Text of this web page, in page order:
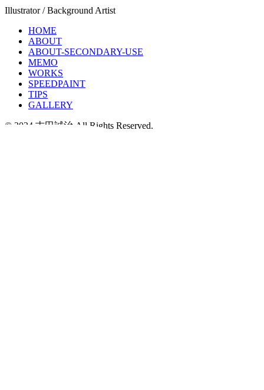
Illustrator / Background Artist
HOME
ABOUT
ABOUT-SECONDARY-USE
MEMO
WORKS
SPEEDPAINT
TIPS
GALLERY
© 2024 吉田誠治 All Rights Reserved.